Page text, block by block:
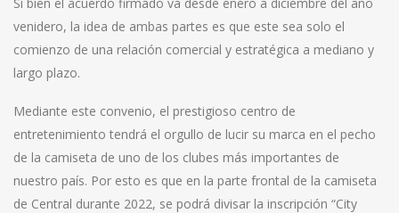
venidero, la idea de ambas partes es que este sea solo el
comienzo de una relación comercial y estratégica a mediano y
largo plazo.
Mediante este convenio, el prestigioso centro de
entretenimiento tendrá el orgullo de lucir su marca en el pecho
de la camiseta de uno de los clubes más importantes de
nuestro país. Por esto es que en la parte frontal de la camiseta
de Central durante 2022, se podrá divisar la inscripción “City